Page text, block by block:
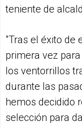
teniente de
"Tras el éxito de
primera vez
los ventorrillos
durante las
hemos decidido
selección para